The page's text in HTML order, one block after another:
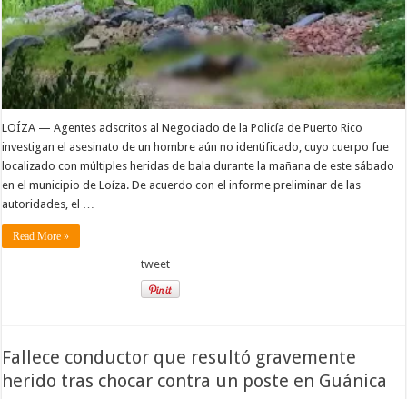
LOÍZA — Agentes adscritos al Negociado de la Policía de Puerto Rico
investigan el asesinato de un hombre aún no identificado, cuyo cuerpo fue
localizado con múltiples heridas de bala durante la mañana de este sábado
en el municipio de Loíza. De acuerdo con el informe preliminar de las
autoridades, el …
Read More »
tweet
Fallece conductor que resultó gravemente
herido tras chocar contra un poste en Guánica